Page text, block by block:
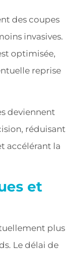
des coupes
invasives.
optimisée,
reprise
deviennent
réduisant
accélérant la
et
plus
Le délai de